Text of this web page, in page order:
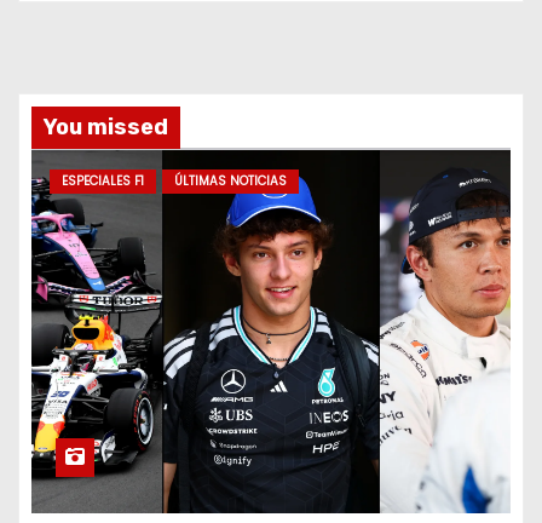
You missed
ESPECIALES F1 ÚLTIMAS NOTICIAS